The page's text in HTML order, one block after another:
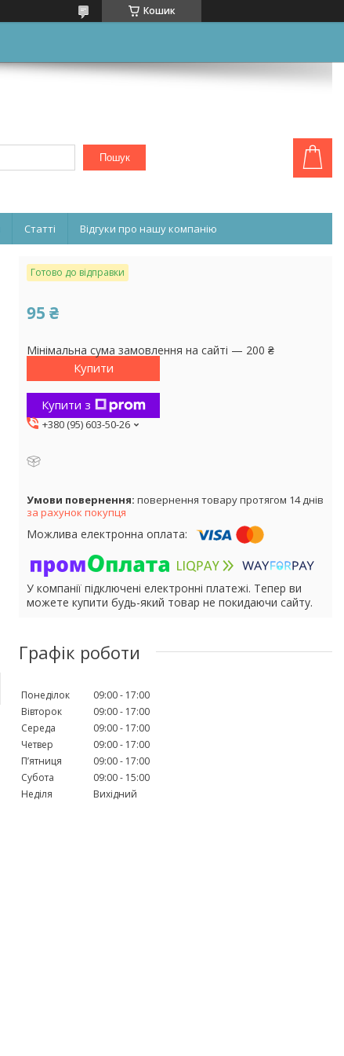
Кошик
Пошук
Статті Відгуки про нашу компанію
Готово до відправки
95 ₴
Мінімальна сума замовлення на сайті — 200 ₴
Купити
Купити з
+380 (95) 603-50-26
повернення товару протягом 14 днів
за рахунок покупця
У компанії підключені електронні платежі. Тепер ви
можете купити будь-який товар не покидаючи сайту.
Графік роботи
Понеділок 09:00
17:00
Вівторок
09:00
17:00
Середа
09:00
17:00
Четвер
09:00
17:00
Пʼятниця
09:00
17:00
Субота
09:00
15:00
Неділя
Вихідний